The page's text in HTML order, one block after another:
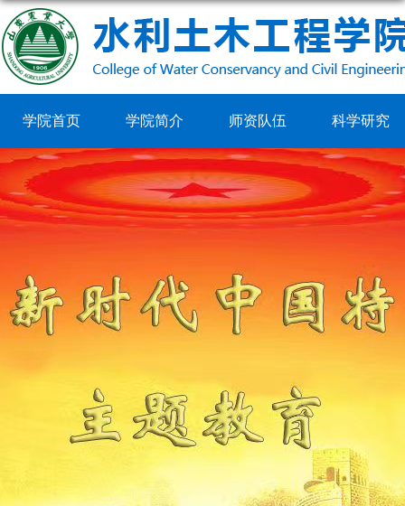
学院首页 学院简介 师资队伍 科学研究